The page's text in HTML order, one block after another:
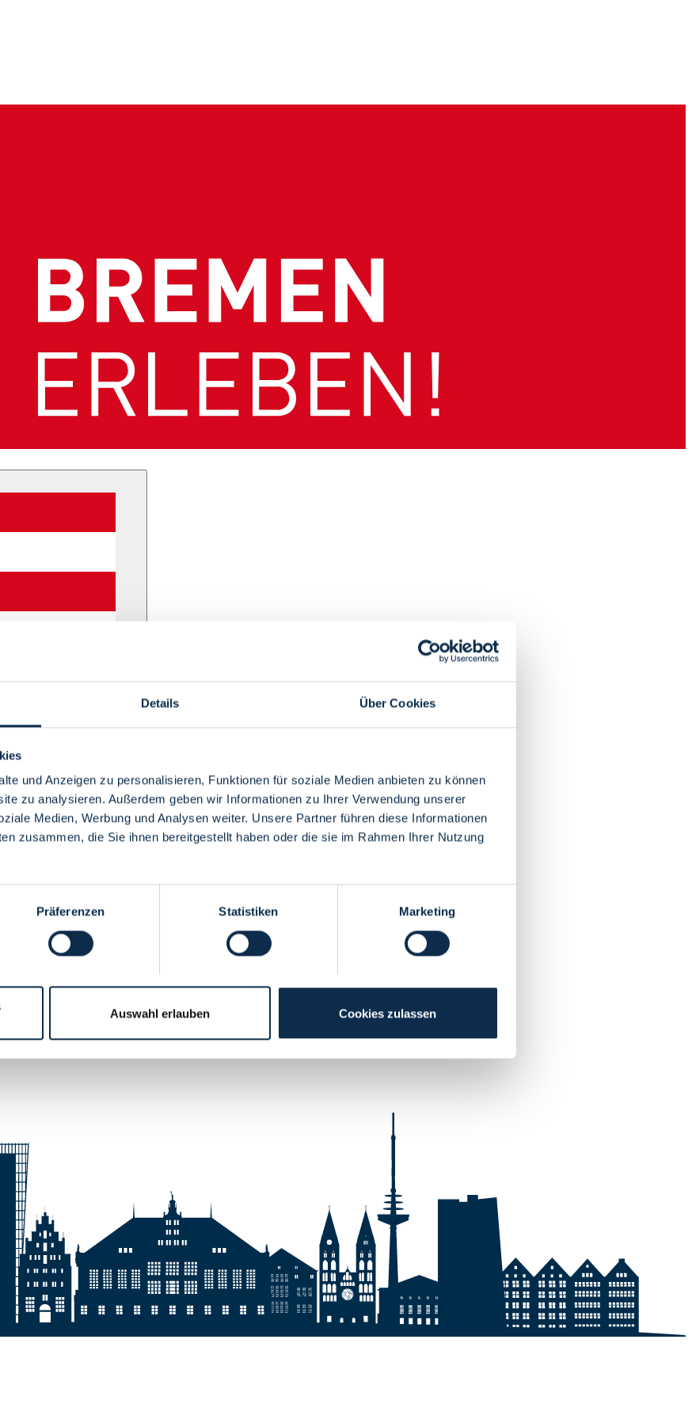
Details Über Cookies
und Anzeigen zu personalisieren, Funktionen für soziale Medien anbieten zu können
zu analysieren. Außerdem geben wir Informationen zu Ihrer Verwendung unserer
Medien, Werbung und Analysen weiter. Unsere Partner führen diese Informationen
zusammen, die Sie ihnen bereitgestellt haben oder die sie im Rahmen Ihrer Nutzung
Präferenzen Statistiken Marketing
Auswahl erlauben Cookies zulassen
Menü